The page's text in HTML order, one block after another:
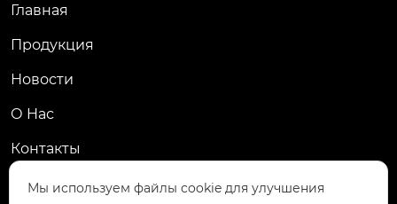
Главная
Продукция
Новости
О Hас
Контакты
Контакты
Мы используем файлы cookie для улучшения